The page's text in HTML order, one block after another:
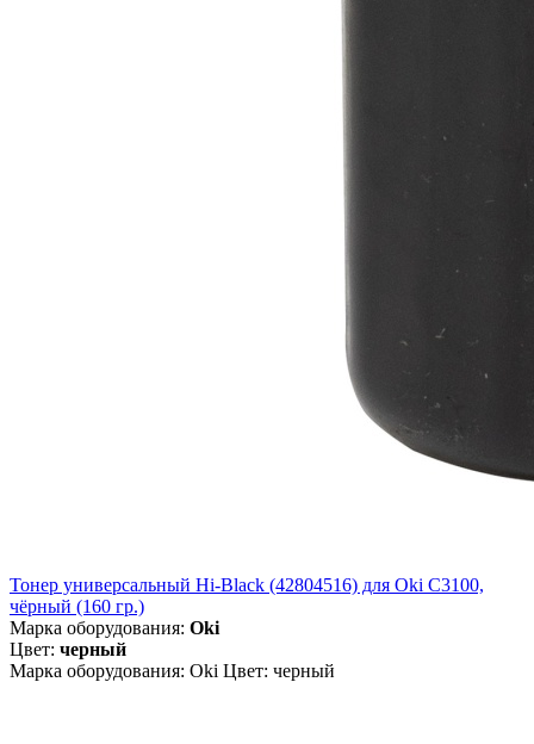
Тонер универсальный Hi-Black (42804516) для Oki С3100,
чёрный (160 гр.)
Марка оборудования: Oki
Цвет: черный
Марка оборудования: Oki Цвет: черный